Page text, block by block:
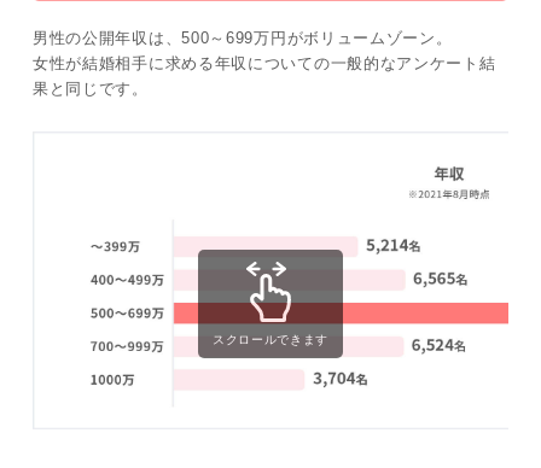
男性の公開年収は、500～699万円がボリュームゾーン。
女性が結婚相手に求める年収についての一般的なアンケート結
果と同じです。
スクロールできます